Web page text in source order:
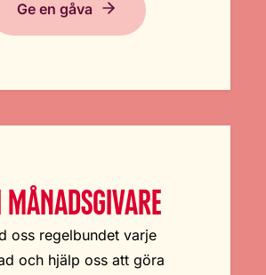
Ge en gåva
oss regelbundet varje
och hjälp oss att göra